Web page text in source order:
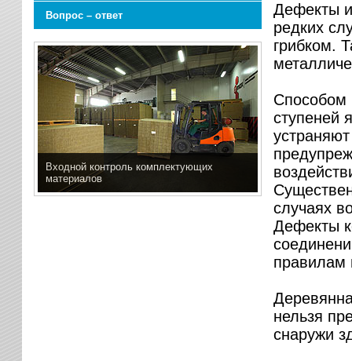
Вопрос – ответ
Входной контроль комплектующих
материалов
Дефекты
редких
грибком.
Способом
ступеней
случаях
Дефекты
правилам
нельзя
снаружи